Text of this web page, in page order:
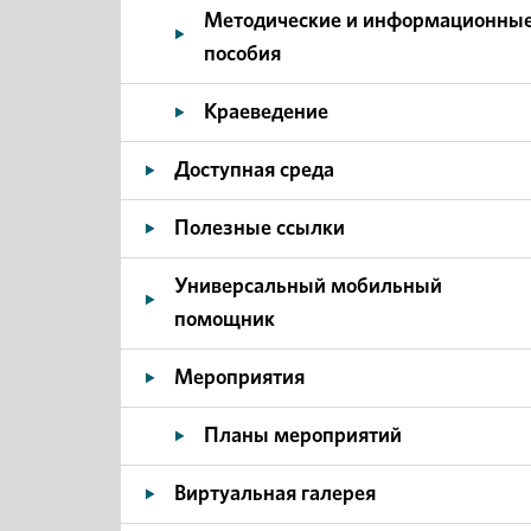
Методические и
пособия
Краеведение
Доступная среда
Полезные ссылки
Универсальный мобильный
помощник
Мероприятия
Планы мероприятий
Виртуальная галерея